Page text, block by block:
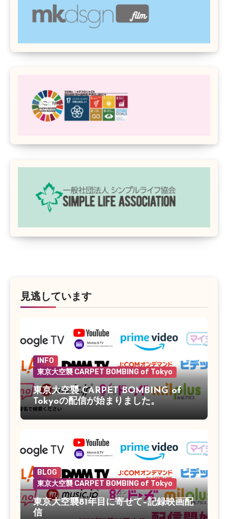
見逃しています
INFO
東京大空襲 CARPET BOMBING of Tokyo
東京大空襲 CARPET BOMBING of
Tokyoの配信が始まりました。
BLOG
東京大空襲 CARPET BOMBING of Tokyo
東京大空襲81年目に寄せて–記録映画配
信